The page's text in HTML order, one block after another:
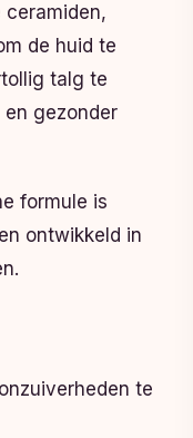
ceramiden,
de huid te
talg te
en gezonder
formule is
ontwikkeld in
te